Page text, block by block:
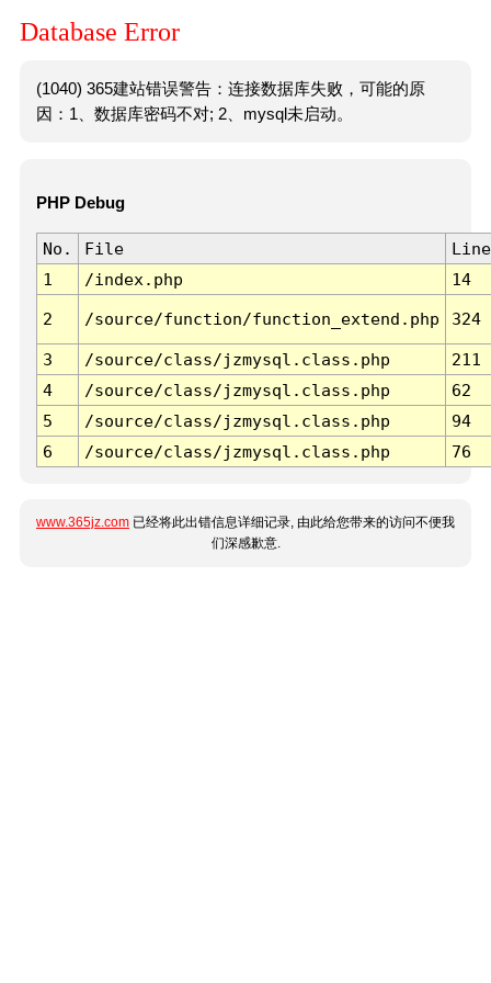
Database Error
(1040) 365建站错误警告：连接数据库失败，可能的原
因：1、数据库密码不对; 2、mysql未启动。
PHP Debug
No. File
Line
1
/index.php 14
2 /source/function/function_extend.php 324
3 /source/class/jzmysql.class.php
211
4
/source/class/jzmysql.class.php
62
5
/source/class/jzmysql.class.php
94
6
/source/class/jzmysql.class.php 76
www.365jz.com 已经将此出错信息详细记录, 由此给您带来的访问不便我
们深感歉意.